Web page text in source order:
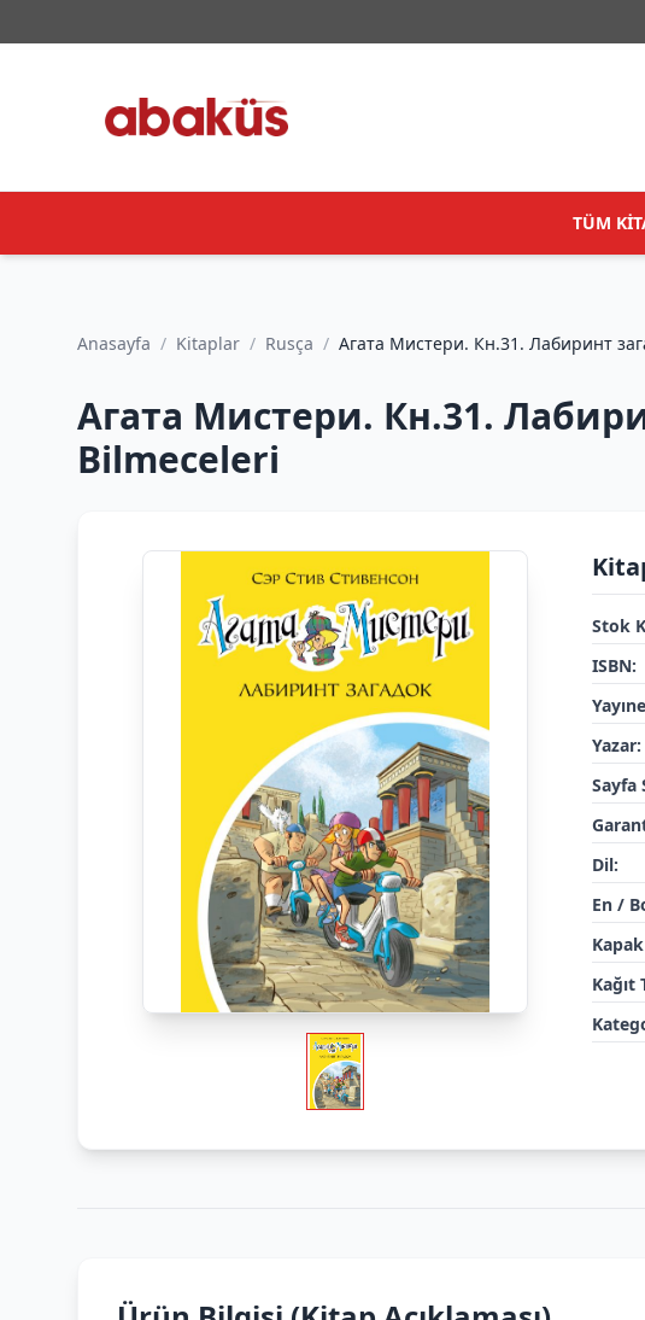
TÜM
Anasayfa / Kitaplar / Rusça /
Агата Мистери. Кн.31.
Bilmeceleri
Stok
ISBN:
Yazar:
Sayfa
Dil:
En /
Kağıt